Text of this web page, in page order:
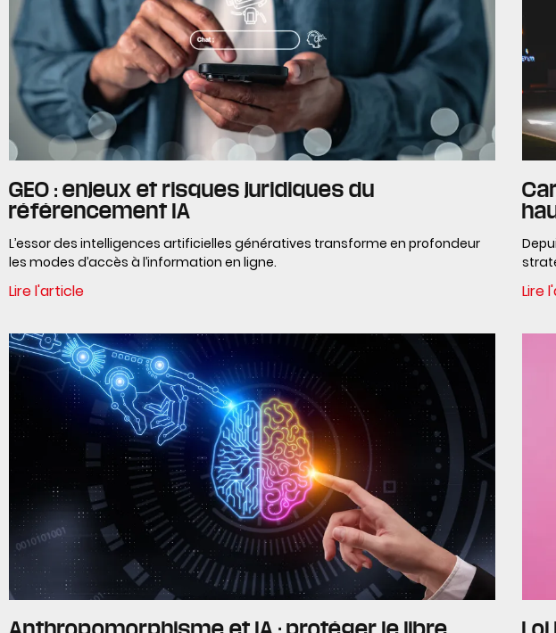
GEO : enjeux et risques juridiques du
référencement IA
L’essor des intelligences artificielles génératives transforme en profondeur
les modes d’accès à l’information en ligne.
Lire l'article Lire
Anthropomorphisme et IA : protéger le libre